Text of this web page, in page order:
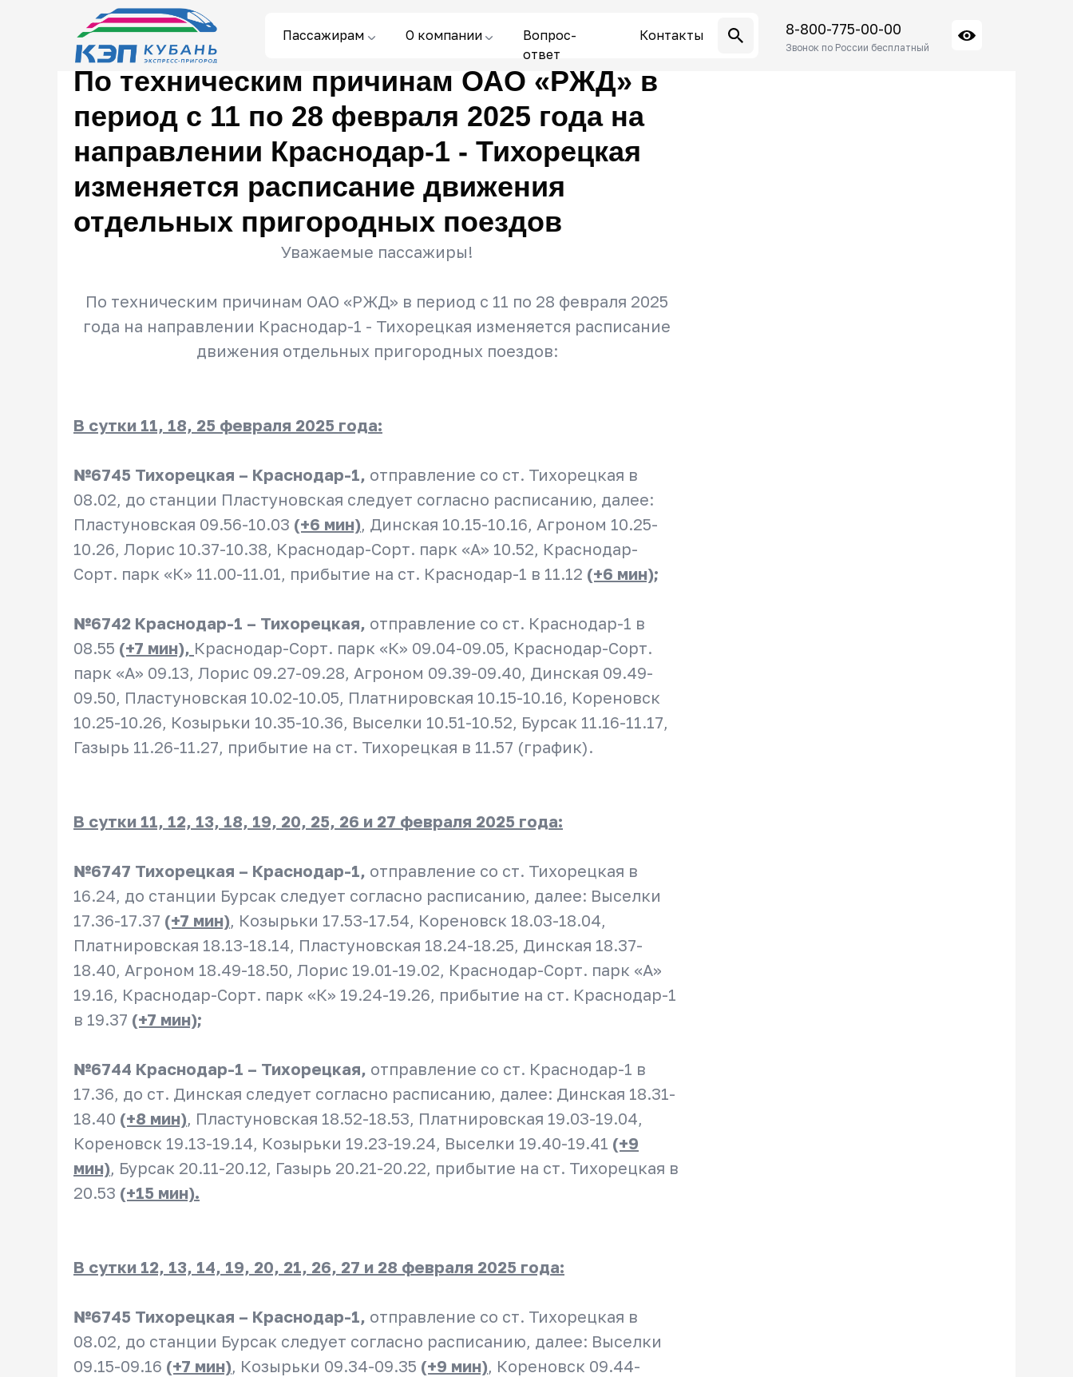
8-800-775-00-00
Звонок по России бесплатный
Пассажирам О компании
Вопрос-
ответ
Контакты
По техническим причинам ОАО «РЖД» в
период с 11 по 28 февраля 2025 года на
направлении Краснодар-1 - Тихорецкая
изменяется расписание движения
отдельных пригородных поездов
Уважаемые пассажиры!
По техническим причинам ОАО «РЖД» в период с 11 по 28 февраля 2025
года на направлении Краснодар-1 - Тихорецкая изменяется расписание
движения отдельных пригородных поездов:
В сутки 11, 18, 25 февраля 2025 года:
№6745 Тихорецкая – Краснодар-1, отправление со ст. Тихорецкая в
08.02, до станции Пластуновская следует согласно расписанию, далее:
Пластуновская 09.56-10.03 (+6 мин), Динская 10.15-10.16, Агроном 10.25-
10.26, Лорис 10.37-10.38, Краснодар-Сорт. парк «А» 10.52, Краснодар-
Сорт. парк «К» 11.00-11.01, прибытие на ст. Краснодар-1 в 11.12 (+6 мин);
№6742 Краснодар-1 – Тихорецкая, отправление со ст. Краснодар-1 в
08.55 (+7 мин), Краснодар-Сорт. парк «К» 09.04-09.05, Краснодар-Сорт.
парк «А» 09.13, Лорис 09.27-09.28, Агроном 09.39-09.40, Динская 09.49-
09.50, Пластуновская 10.02-10.05, Платнировская 10.15-10.16, Кореновск
10.25-10.26, Козырьки 10.35-10.36, Выселки 10.51-10.52, Бурсак 11.16-11.17,
Газырь 11.26-11.27, прибытие на ст. Тихорецкая в 11.57 (график).
В сутки 11, 12, 13, 18, 19, 20, 25, 26 и 27 февраля 2025 года:
№6747 Тихорецкая – Краснодар-1, отправление со ст. Тихорецкая в
16.24, до станции Бурсак следует согласно расписанию, далее: Выселки
17.36-17.37 (+7 мин), Козырьки 17.53-17.54, Кореновск 18.03-18.04,
Платнировская 18.13-18.14, Пластуновская 18.24-18.25, Динская 18.37-
18.40, Агроном 18.49-18.50, Лорис 19.01-19.02, Краснодар-Сорт. парк «А»
19.16, Краснодар-Сорт. парк «К» 19.24-19.26, прибытие на ст. Краснодар-1
в 19.37 (+7 мин);
№6744 Краснодар-1 – Тихорецкая, отправление со ст. Краснодар-1 в
17.36, до ст. Динская следует согласно расписанию, далее: Динская 18.31-
18.40 (+8 мин), Пластуновская 18.52-18.53, Платнировская 19.03-19.04,
Кореновск 19.13-19.14, Козырьки 19.23-19.24, Выселки 19.40-19.41 (+9
мин), Бурсак 20.11-20.12, Газырь 20.21-20.22, прибытие на ст. Тихорецкая в
20.53 (+15 мин).
В сутки 12, 13, 14, 19, 20, 21, 26, 27 и 28 февраля 2025 года:
№6745 Тихорецкая – Краснодар-1, отправление со ст. Тихорецкая в
08.02, до станции Бурсак следует согласно расписанию, далее: Выселки
09.15-09.16 (+7 мин), Козырьки 09.34-09.35 (+9 мин), Кореновск 09.44-